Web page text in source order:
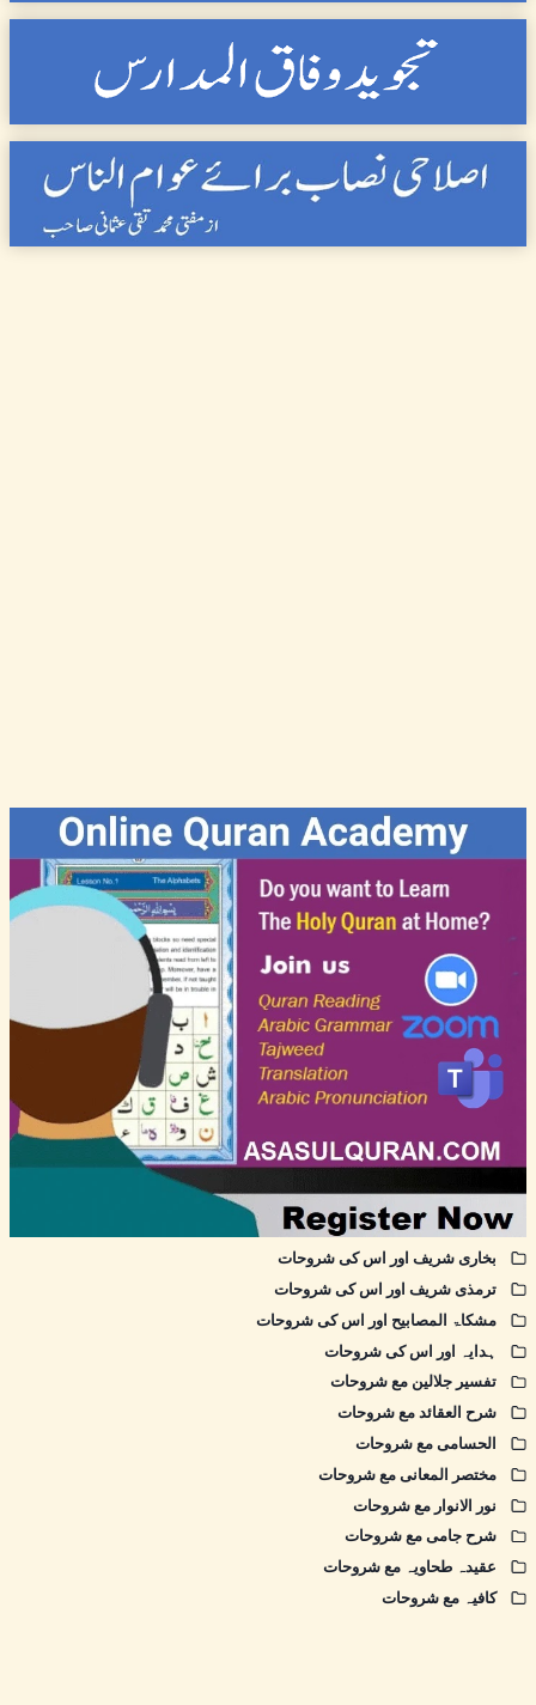
بخاری شریف اور اس کی شروحات
ترمذی شریف اور اس کی شروحات
مشکاۃ المصابیح اور اس کی شروحات
ہدایہ اور اس کی شروحات
تفسیر جلالین مع شروحات
شرح العقائد مع شروحات
الحسامی مع شروحات
مختصر المعانی مع شروحات
نور الانوار مع شروحات
شرح جامی مع شروحات
عقیدہ طحاویہ مع شروحات
کافیہ مع شروحات